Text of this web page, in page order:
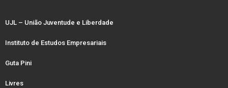
UJL – União Juventude e Liberdade
Instituto de Estudos Empresariais
Guta Pini
Livres